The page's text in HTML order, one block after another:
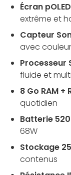
Écran
extrême et
Capteur
avec
Processeur
fluide et
8 Go RAM +
quotidien
Batterie
68W
Stockage
contenus